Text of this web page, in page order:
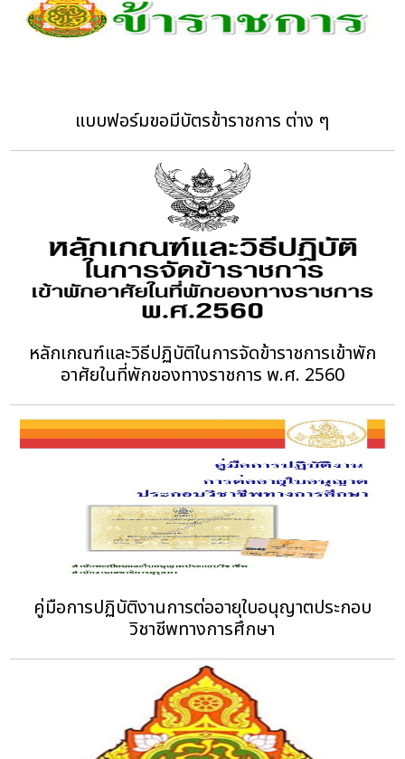
แบบฟอร์มขอมีบัตรข้าราชการ ต่าง ๆ
หลักเกณฑ์และวิธีปฏิบัติในการจัดข้าราชการเข้าพัก
อาศัยในที่พักของทางราชการ พ.ศ. 2560
คู่มือการปฏิบัติงานการต่ออายุใบอนุญาตประกอบ
วิชาชีพทางการศึกษา